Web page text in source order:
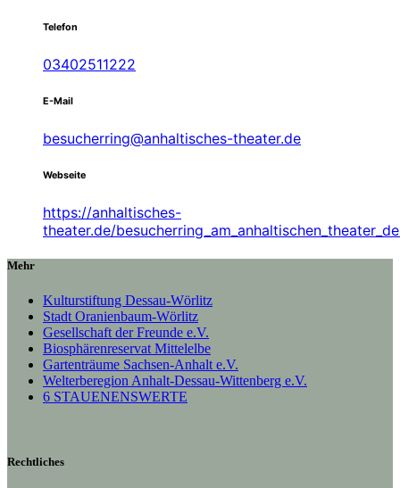
Telefon
03402511222
E-Mail
besucherring@anhaltisches-theater.de
Webseite
https://anhaltisches-
theater.de/
Mehr
Kulturstiftung Dessau-Wörlitz
Stadt Oranienbaum-Wörlitz
Gesellschaft der Freunde e.V.
Biosphärenreservat Mittelelbe
Gartenträume Sachsen-Anhalt e.V.
Welterberegion Anhalt-Dessau-Wittenberg e.V.
6 STAUENENSWERTE
Rechtliches